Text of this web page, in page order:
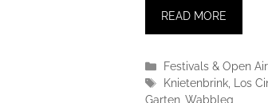
READ MORE
Kategorien
Festivals & Open
Schlagwörter
Knietenbrink Los
Garten Wabbleg